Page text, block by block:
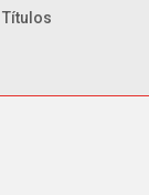
Títulos